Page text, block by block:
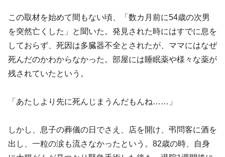
この取材を始めて間もない頃、「数カ月前に54歳の次男
を突然亡くした」と聞いた。発見された時にはすでに息を
しておらず、死因は多臓器不全とされたが、ママにはなぜ
死んだのかわからなかった。部屋には睡眠薬や様々な薬が
残されていたという。
「あたしより先に死んじまうんだもんね……」
しかし、息子の葬儀の日でさえ、店を開け、弔問客に酒を
出し、一粒の涙も流さなかったという。82歳の時、自身